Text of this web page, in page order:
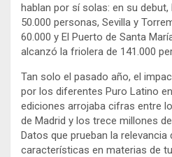
hablan por sí solas: en su
50.000 personas, Sevilla y
60.000 y El Puerto de Santa
alcanzó la friolera de 141.000
Tan solo el pasado año, el
por los diferentes Puro Latino
ediciones arrojaba cifras entre
de Madrid y los trece millones
Datos que prueban la
características en materias de